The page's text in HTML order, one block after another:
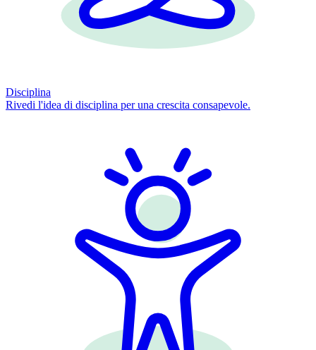
Disciplina
Rivedi l'idea di disciplina per una crescita consapevole.